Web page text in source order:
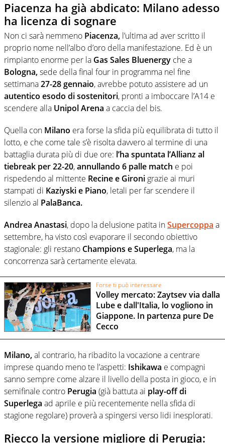
Piacenza ha già abdicato: Milano adesso
ha licenza di sognare
Non ci sarà nemmeno Piacenza, l’ultima ad aver scritto il
proprio nome nell’albo d’oro della manifestazione. Ed è un
rimpianto enorme per la Gas Sales Bluenergy che a
Bologna,sede della final four in programma nel fine
settimana27-28 gennaio, avrebbe potuto assistere ad un
autentico esodo di sostenitori, pronti a imboccare l’A14 e
scendere alla Unipol Arena a caccia del bis.
Quella con Milano era forse la sfida più equilibrata di tutto il
lotto, e che come tale s’è risolta davvero al termine di una
battaglia durata più di due ore: l’ha spuntata l’Allianz al
tiebreak per 22-20,annullando 6 palle match e poi
rispedendo al mittente Recine e Gironigrazie ai muri
stampati di Kaziyski e Piano, letali per far scendere il
silenzio al PalaBanca.
Andrea Anastasi, dopo la delusione patita inSupercoppa a
settembre, ha visto così evaporare il secondo obiettivo
stagionale: gli restano Champions e Superlega, ma la
concorrenza sarà certamente elevata.
Forse ti può interessare
Volley mercato: Zaytsev via dalla
Lube e dall'Italia, lo vogliono in
Giappone. In partenza pure De
Cecco
Milano,al contrario, ha ribadito la vocazione a centrare
imprese quando meno te l’aspetti: Ishikawa e compagni
sanno sempre come alzare il livello della posta in gioco, e in
semifinale contro Perugia (già battuta ai play-off di
Superlega ad aprile e più recentemente nella sfida di
stagione regolare) proverà a spingersi verso lidi inesplorati.
Riecco la versione migliore di Perugia: